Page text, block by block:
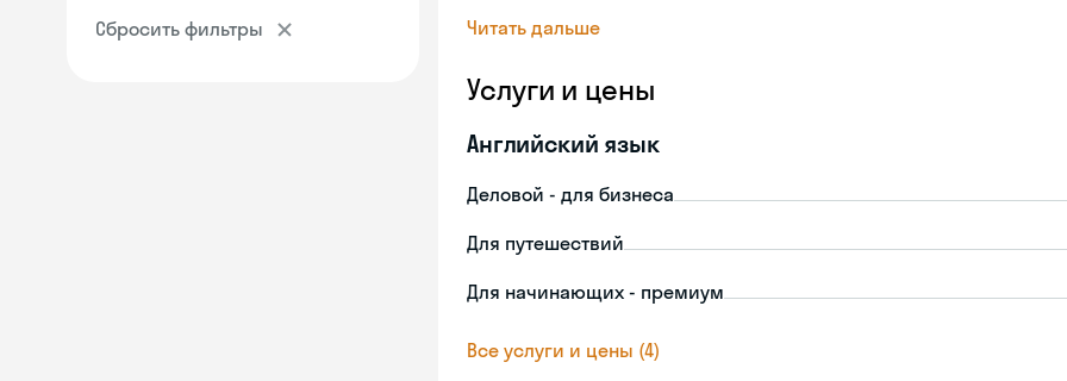
Сбросить фильтры
Читать дальше
Услуги и цены
Английский язык
Деловой - для бизнеса
Для путешествий
Для начинающих - премиум
Все услуги и цены (4)